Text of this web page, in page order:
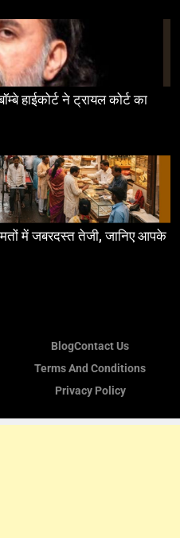
हाईकोर्ट ने ट्रायल कोर्ट का
में जबरदस्त तेजी, जानिए आपके
BlogContact Us
Terms And Conditions
Privacy Policy